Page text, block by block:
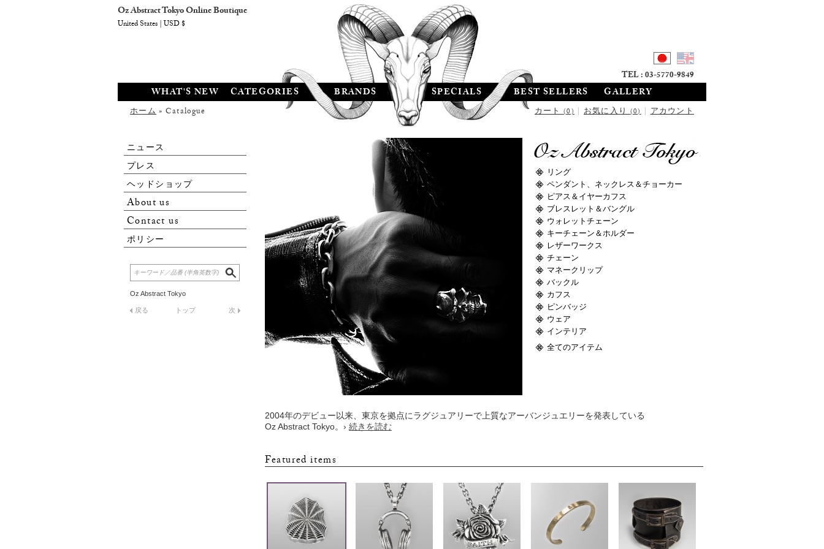
WHAT'S NEW CATEGORIES BRANDS SPECIALS BEST SELLERS GALLERY
カート(0)|お気に入り(0)|アカウント
ホーム» Catalogue
TEL : 03-5770-9849
ニュース
プレス
ヘッドショップ
About us
Contact us
ポリシー
Oz Abstract Tokyo
戻る トップ 次
リング
ペンダント、ネックレス＆チョーカー
ピアス＆イヤーカフス
ブレスレット＆バングル
ウォレットチェーン
キーチェーン＆ホルダー
レザーワークス
チェーン
マネークリップ
バックル
カフス
ピンバッジ
ウェア
インテリア
全てのアイテム
2004年のデビュー以来、東京を拠点にラグジュアリーで上質なアーバンジュエリーを発表している
Oz Abstract Tokyo。 › 続きを読む
Featured items
Oz Abstract Tokyo Online Boutique
United States | USD $